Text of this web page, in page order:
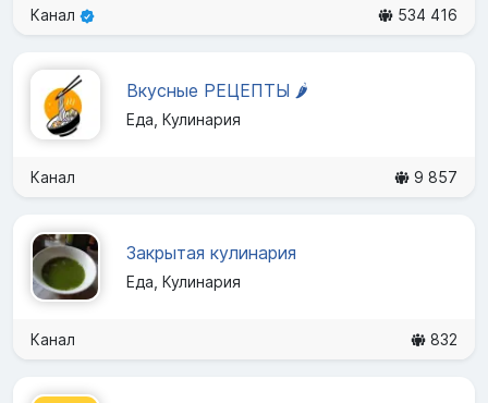
Канал 534 416
Вкусные РЕЦЕПТЫ 🌶
Еда, Кулинария
Канал 9 857
Закрытая кулинария
Еда, Кулинария
Канал 832